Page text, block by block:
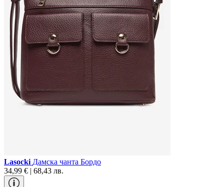
Lasocki Дамска чанта Бордо
34,99 € | 68,43 лв.